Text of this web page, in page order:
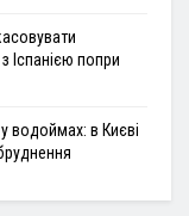
Іспанією попри
водоймах: в Києві